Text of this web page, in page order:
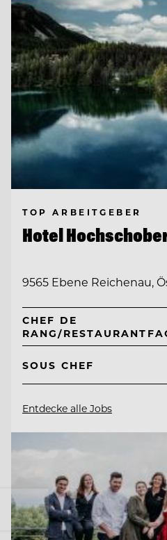
TOP ARBEITGEBER
Hotel
9565 Ebene Reichenau,
CHEF DE
RANG/
SOUS CHEF
Entdecke alle Jobs